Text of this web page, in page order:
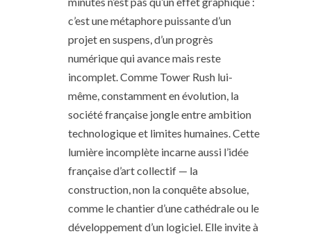
c’est une métaphore puissante d’un
projet en suspens, d’un progrès
numérique qui avance mais reste
incomplet. Comme Tower Rush lui-
même, constamment en évolution, la
société française jongle entre ambition
technologique et limites humaines. Cette
lumière incomplète incarne aussi l’idée
française d’art collectif — la
construction, non la conquête absolue,
comme le chantier d’une cathédrale ou le
développement d’un logiciel. Elle invite à